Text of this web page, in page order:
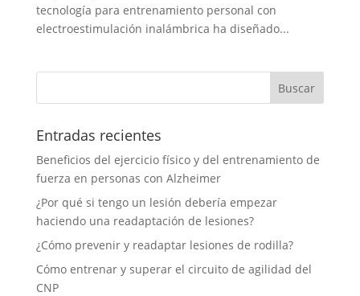
tecnología para entrenamiento personal con
electroestimulación inalámbrica ha diseñado...
Entradas recientes
Beneficios del ejercicio físico y del entrenamiento de
fuerza en personas con Alzheimer
¿Por qué si tengo un lesión debería empezar
haciendo una readaptación de lesiones?
¿Cómo prevenir y readaptar lesiones de rodilla?
Cómo entrenar y superar el circuito de agilidad del
CNP